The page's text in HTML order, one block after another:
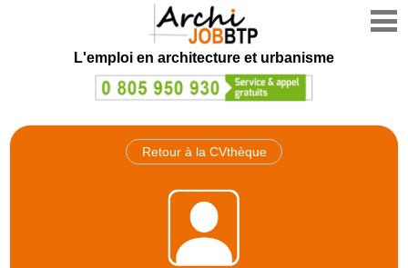
L'emploi en architecture et urbanisme
Retour à la CVthèque